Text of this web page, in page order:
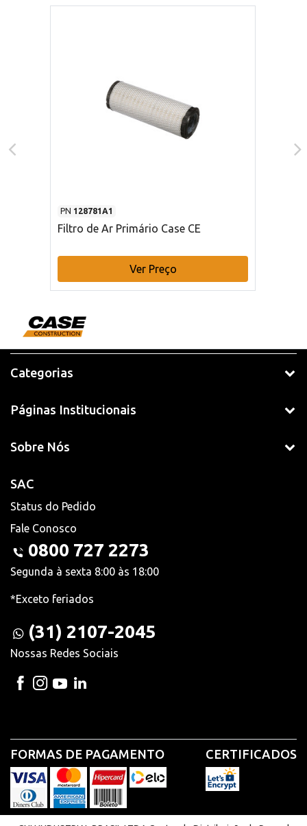
PN 128781A1
Filtro de Ar Primário Case CE
Ver Preço
Categorias
Páginas Institucionais
Sobre Nós
SAC
Status do Pedido
Fale Conosco
0800 727 2273
Segunda à sexta 8:00 às 18:00
*Exceto feriados
(31) 2107-2045
Nossas Redes Sociais
FORMAS DE PAGAMENTO CERTIFICADOS